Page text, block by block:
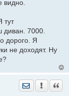
видно.
тут
диван. 7000.
дорого. Я
не доходят. Ну
Отправить